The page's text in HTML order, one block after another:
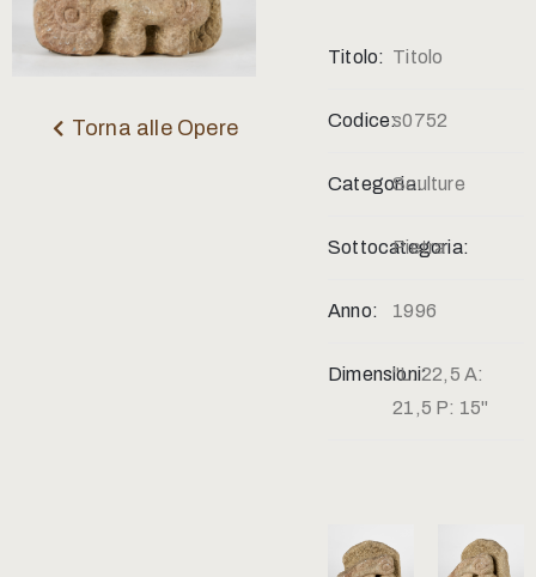
Torna alle Opere
Titolo: Titolo
Codice:s0752
Categoria:Sculture
Sottocategoria:
Pietra
Anno: 1996
Dimensioni:"L: 22,5 A:
21,5 P: 15"